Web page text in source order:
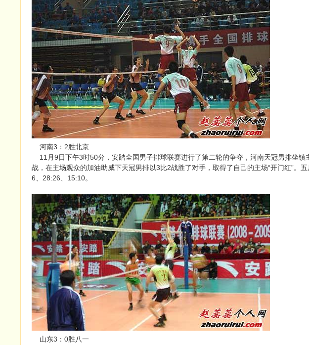
河南3：2胜北京
11月9日下午3时50分，安踏全国男子排球联赛进行了第二轮的争夺，河南天冠男排坐镇
战，在主场观众的加油助威下天冠男排以3比2战胜了对手，取得了自己的主场“开门红”。
6、28:26、15:10。
山东3：0胜八一